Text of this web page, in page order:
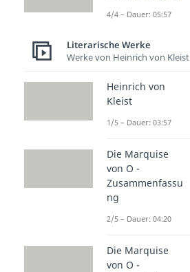
4/4 – Dauer: 05:57
Literarische Werke
Werke von Heinrich von Kleist
Heinrich von
Kleist
1/5 – Dauer: 03:57
Die Marquise
von O -
Zusammenfassu
ng
2/5 – Dauer: 04:20
Die Marquise
von O -